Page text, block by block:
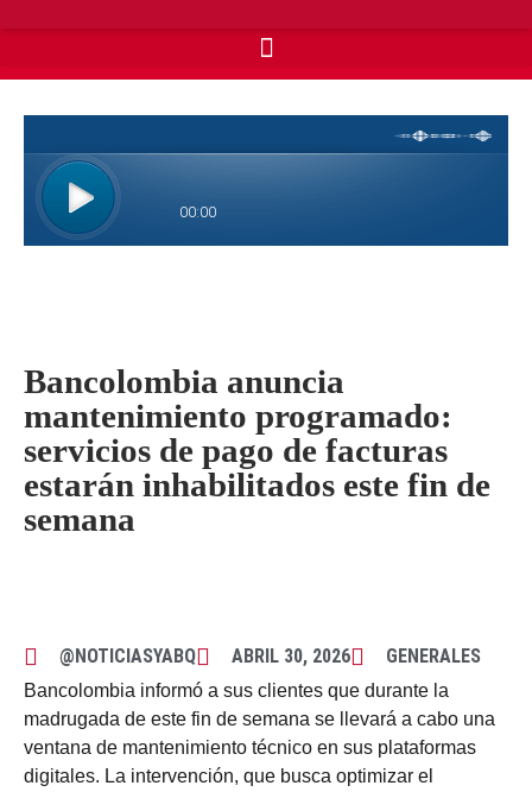
Bancolombia anuncia
mantenimiento programado:
servicios de pago de facturas
estarán inhabilitados este fin de
semana
@NOTICIASYABQ ABRIL 30, 2026 GENERALES
Bancolombia informó a sus clientes que durante la
madrugada de este fin de semana se llevará a cabo una
ventana de mantenimiento técnico en sus plataformas
digitales. La intervención, que busca optimizar el